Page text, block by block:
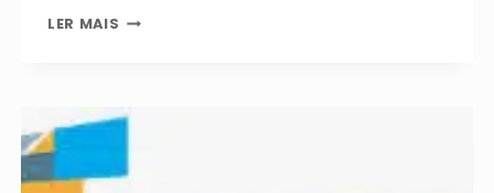
LER MAIS MANUFATURA
AS
CERTIFICAÇÕES